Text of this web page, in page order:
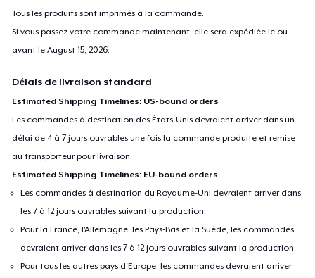
Tous les produits sont imprimés à la commande.
Si vous passez votre commande maintenant, elle sera expédiée le ou
avant leAugust 15, 2026.
Délais de livraison standard
Estimated Shipping Timelines: US-bound orders
Les commandes à destination des États-Unis devraient arriver dans un
délai de 4 à 7 jours ouvrables une fois la commande produite et remise
au transporteur pour livraison.
Estimated Shipping Timelines: EU-bound orders
Les commandes à destination du Royaume-Uni devraient arriver dans
les 7 à 12 jours ouvrables suivant la production.
Pour la France, l'Allemagne, les Pays-Bas et la Suède, les commandes
devraient arriver dans les 7 à 12 jours ouvrables suivant la production.
Pour tous les autres pays d'Europe, les commandes devraient arriver